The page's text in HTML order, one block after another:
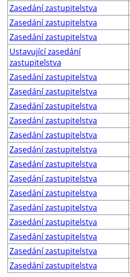
Zasedání zastupitelstva
Zasedání zastupitelstva
Zasedání zastupitelstva
Ustavující zasedání
zastupitelstva
Zasedání zastupitelstva
Zasedání zastupitelstva
Zasedání zastupitelstva
Zasedání zastupitelstva
Zasedání zastupitelstva
Zasedání zastupitelstva
Zasedání zastupitelstva
Zasedání zastupitelstva
Zasedání zastupitelstva
Zasedání zastupitelstva
Zasedání zastupitelstva
Zasedání zastupitelstva
Zasedání zastupitelstva
Zasedání zastupitelstva